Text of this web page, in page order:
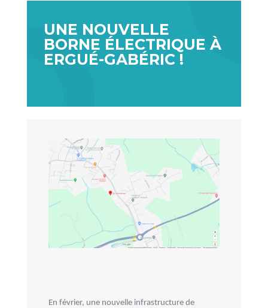
UNE NOUVELLE
BORNE ÉLECTRIQUE À
ERGUÉ-GABÉRIC !
En février, une nouvelle infrastructure de